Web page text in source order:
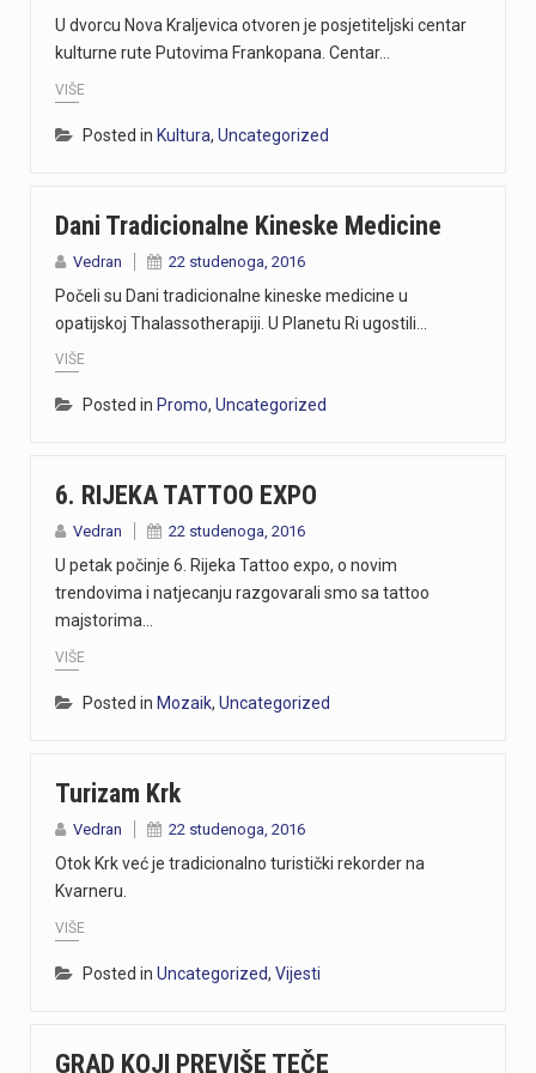
U dvorcu Nova Kraljevica otvoren je posjetiteljski centar
kulturne rute Putovima Frankopana. Centar…
VIŠE
Posted in Kultura, Uncategorized
Dani Tradicionalne Kineske Medicine
Vedran 22 studenoga, 2016
Počeli su Dani tradicionalne kineske medicine u
opatijskoj Thalassotherapiji. U Planetu Ri ugostili…
VIŠE
Posted in Promo, Uncategorized
6. RIJEKA TATTOO EXPO
Vedran 22 studenoga, 2016
U petak počinje 6. Rijeka Tattoo expo, o novim
trendovima i natjecanju razgovarali smo sa tattoo
majstorima…
VIŠE
Posted in Mozaik, Uncategorized
Turizam Krk
Vedran 22 studenoga, 2016
Otok Krk već je tradicionalno turistički rekorder na
Kvarneru.
VIŠE
Posted in Uncategorized, Vijesti
GRAD KOJI PREVIŠE TEČE